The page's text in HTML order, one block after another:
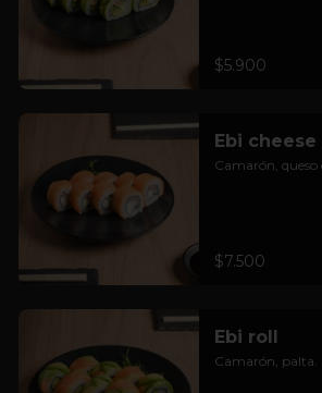
$5.900
Ebi cheese
Camarón,
$7.500
Ebi roll
Camarón, palta.